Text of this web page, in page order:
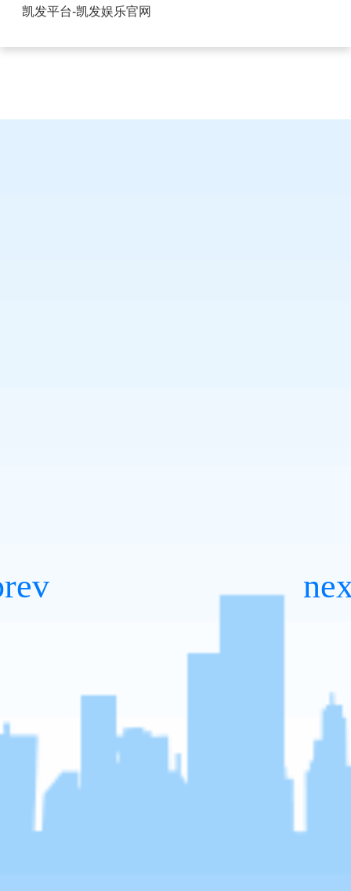
甘肃多层FPC柔性连接器-凯发平台
凯发平台-凯发娱乐官网